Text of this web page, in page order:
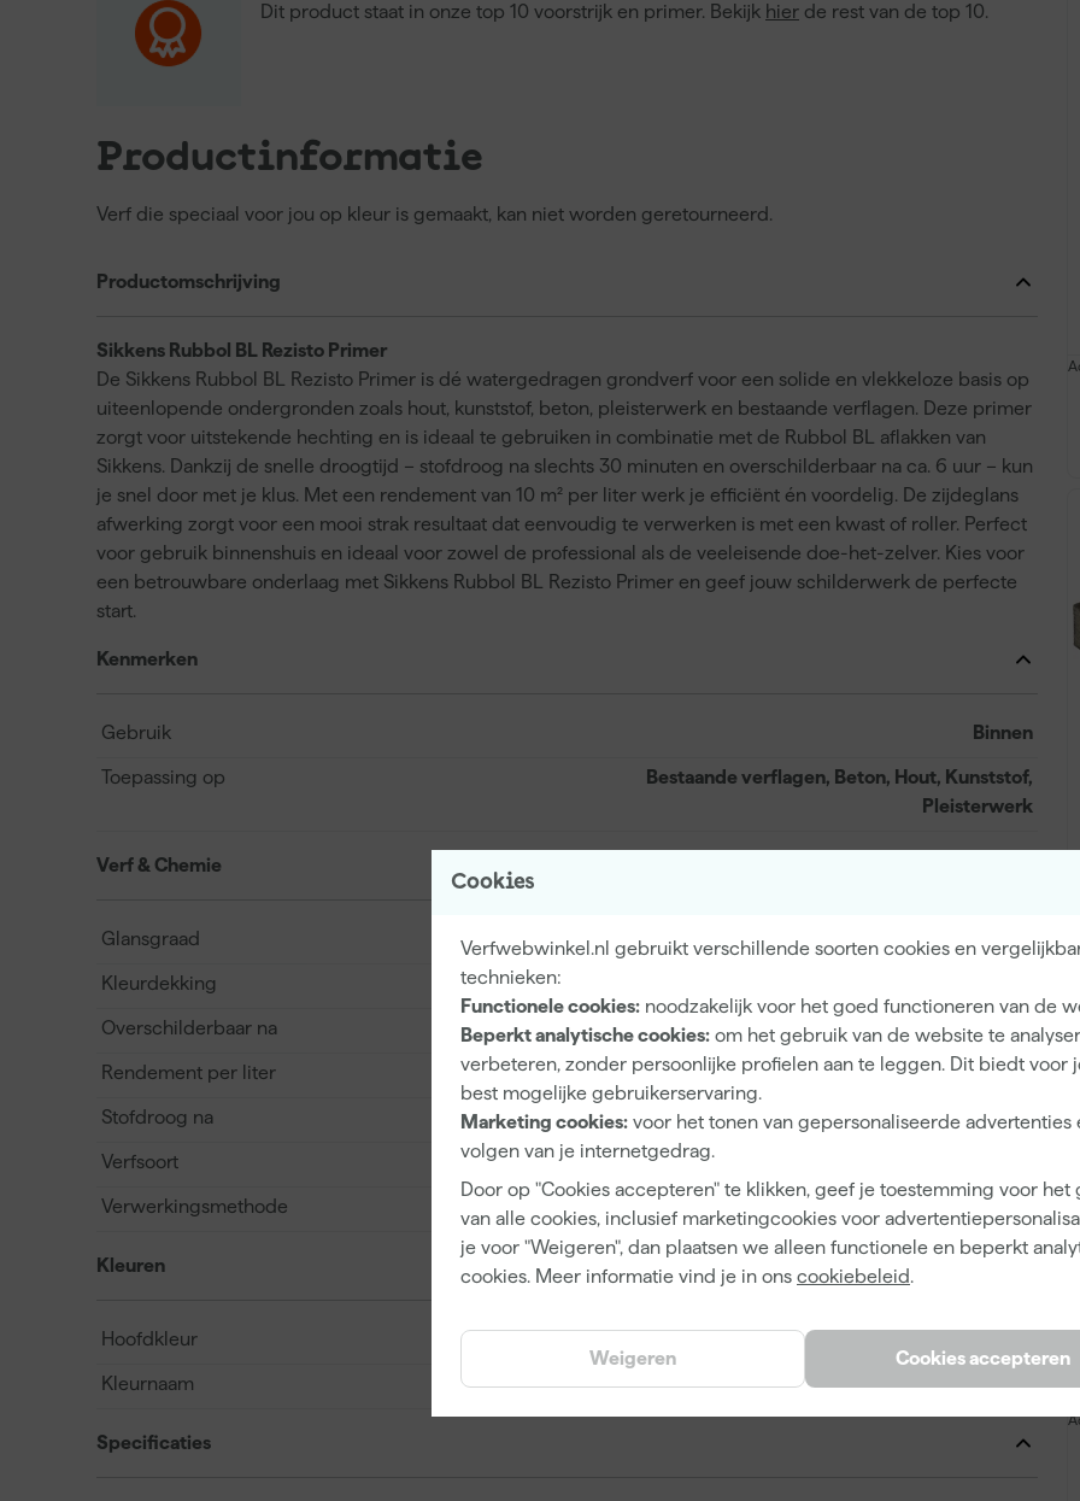
Cookies
Verfwebwinkel.nl gebruikt verschillende soorten cookies en
technieken:
Functionele cookies: noodzakelijk voor het goed functioneren van de
Beperkt analytische cookies: om het gebruik van de website te
verbeteren, zonder persoonlijke profielen aan te leggen. Dit biedt voor
best mogelijke gebruikerservaring.
Marketing cookies: voor het tonen van gepersonaliseerde advertenties
volgen van je internetgedrag.
Door op "Cookies accepteren" te klikken, geef je toestemming voor het
van alle cookies, inclusief marketingcookies voor
je voor "Weigeren", dan plaatsen we alleen functionele en beperkt
cookies. Meer informatie vind je in ons cookiebeleid.
Cookies accepteren
Weigeren
Dit product staat in onze top 10 voorstrijk en primer. Bekijk hier de rest van de top 10.
Productinformatie
Verf die speciaal voor jou op kleur is gemaakt, kan niet worden geretourneerd.
Productomschrijving
Sikkens Rubbol BL Rezisto Primer
De Sikkens Rubbol BL Rezisto Primer is dé watergedragen grondverf voor een solide en vlekkeloze basis op
uiteenlopende ondergronden zoals hout, kunststof, beton, pleisterwerk en bestaande verflagen. Deze primer
zorgt voor uitstekende hechting en is ideaal te gebruiken in combinatie met de Rubbol BL aflakken van
Sikkens. Dankzij de snelle droogtijd – stofdroog na slechts 30 minuten en overschilderbaar na ca. 6 uur – kun
je snel door met je klus. Met een rendement van 10 m² per liter werk je efficiënt én voordelig. De zijdeglans
afwerking zorgt voor een mooi strak resultaat dat eenvoudig te verwerken is met een kwast of roller. Perfect
voor gebruik binnenshuis en ideaal voor zowel de professional als de veeleisende doe-het-zelver. Kies voor
een betrouwbare onderlaag met Sikkens Rubbol BL Rezisto Primer en geef jouw schilderwerk de perfecte
start.
Kenmerken
Gebruik Binnen
Toepassing op
Bestaande verflagen, Beton, Hout, Kunststof,
Pleisterwerk
Verf & Chemie
Glansgraad Zijdeglans
Kleurdekking
Overschilderbaar na 6 h
Rendement per liter 10 m²/l
Stofdroog na 0.5 h
Verfsoort
Verwerkingsmethode Kwast, Roller
Kleuren
Hoofdkleur
Kleurnaam Op kleur gemengd
Specificaties